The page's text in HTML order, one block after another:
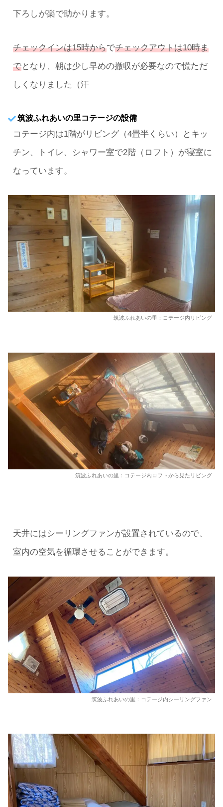
下ろしが楽で助かります。
チェックインは15時からでチェックアウトは10時ま
でとなり、朝は少し早めの撤収が必要なので慌ただ
しくなりました（汗
筑波ふれあいの里コテージの設備
コテージ内は1階がリビング（4畳半くらい）とキッ
チン、トイレ、シャワー室で2階（ロフト）が寝室に
なっています。
筑波ふれあいの里：コテージ内リビング
筑波ふれあいの里：コテージ内ロフトから見たリビング
天井にはシーリングファンが設置されているので、
室内の空気を循環させることができます。
筑波ふれあいの里：コテージ内シーリングファン